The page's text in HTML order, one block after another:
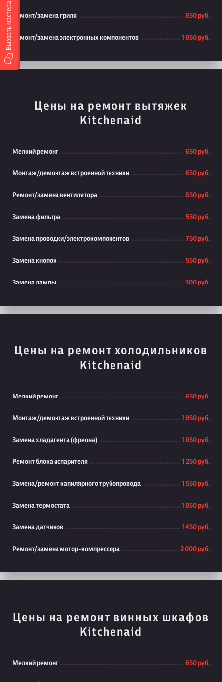
Ремонт/замена гриля 850 руб.
Ремонт/замена электронных компонентов 1 050 руб.
Цены на ремонт вытяжек
Kitchenaid
Мелкий ремонт 650 руб.
Монтаж/демонтаж встроенной техники 650 руб.
Ремонт/замена вентилятора 850 руб.
Замена фильтра 550 руб.
Замена проводки/электрокомпонентов 750 руб.
Замена кнопок 550 руб.
Замена лампы 300 руб.
Цены на ремонт холодильников
Kitchenaid
Мелкий ремонт 650 руб.
Монтаж/демонтаж встроенной техники 1 050 руб.
Замена хладагента (фреона) 1 050 руб.
Ремонт блока испарителя 1 250 руб.
Замена/ремонт капилярного трубопровода 1 550 руб.
Замена термостата 1 050 руб.
Замена датчиков 1 450 руб.
Ремонт/замена мотор-компрессора 2 000 руб.
Цены на ремонт винных шкафов
Kitchenaid
Мелкий ремонт 650 руб.
Вызвать мастера